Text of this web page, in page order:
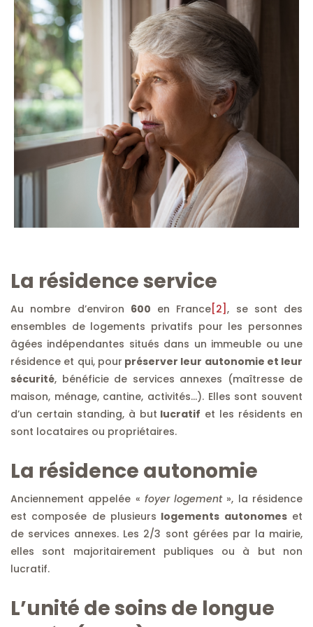
La résidence service
Au nombre d’environ 600 en France[2], se sont des
ensembles de logements privatifs pour les personnes
âgées indépendantes situés dans un immeuble ou une
résidence et qui, pour préserver leur autonomie et leur
sécurité, bénéficie de services annexes (maîtresse de
maison, ménage, cantine, activités…). Elles sont souvent
d’un certain standing, à but lucratif et les résidents en
sont locataires ou propriétaires.
La résidence autonomie
Anciennement appelée « foyer logement », la résidence
est composée de plusieurs logements autonomeset
de services annexes. Les 2/3 sont gérées par la mairie,
elles sont majoritairement publiques ou à but non
lucratif.
L’unité de soins de longue